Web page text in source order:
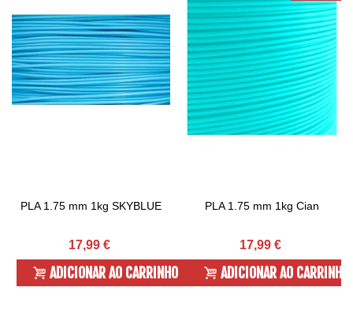
PLA 1.75 mm 1kg SKYBLUE
17,99 €
ADICIONAR AO CARRINHO
PLA 1.75 mm 1kg Cian
17,99 €
ADICIONAR AO CARRINHO